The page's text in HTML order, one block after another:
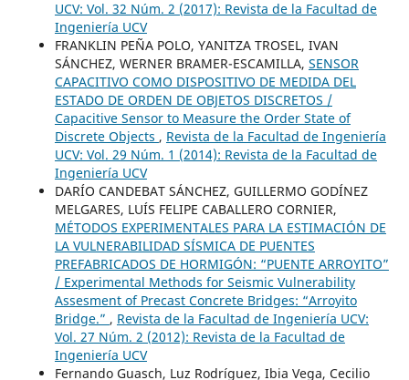
UCV: Vol. 32 Núm. 2 (2017): Revista de la Facultad de
Ingeniería UCV
FRANKLIN PEÑA POLO, YANITZA TROSEL, IVAN
SÁNCHEZ, WERNER BRAMER-ESCAMILLA, SENSOR
CAPACITIVO COMO DISPOSITIVO DE MEDIDA DEL
ESTADO DE ORDEN DE OBJETOS DISCRETOS /
Capacitive Sensor to Measure the Order State of
Discrete Objects , Revista de la Facultad de Ingeniería
UCV: Vol. 29 Núm. 1 (2014): Revista de la Facultad de
Ingeniería UCV
DARÍO CANDEBAT SÁNCHEZ, GUILLERMO GODÍNEZ
MELGARES, LUÍS FELIPE CABALLERO CORNIER,
MÉTODOS EXPERIMENTALES PARA LA ESTIMACIÓN DE
LA VULNERABILIDAD SÍSMICA DE PUENTES
PREFABRICADOS DE HORMIGÓN: “PUENTE ARROYITO”
/ Experimental Methods for Seismic Vulnerability
Assesment of Precast Concrete Bridges: “Arroyito
Bridge.” , Revista de la Facultad de Ingeniería UCV:
Vol. 27 Núm. 2 (2012): Revista de la Facultad de
Ingeniería UCV
Fernando Guasch, Luz Rodríguez, Ibia Vega, Cecilio